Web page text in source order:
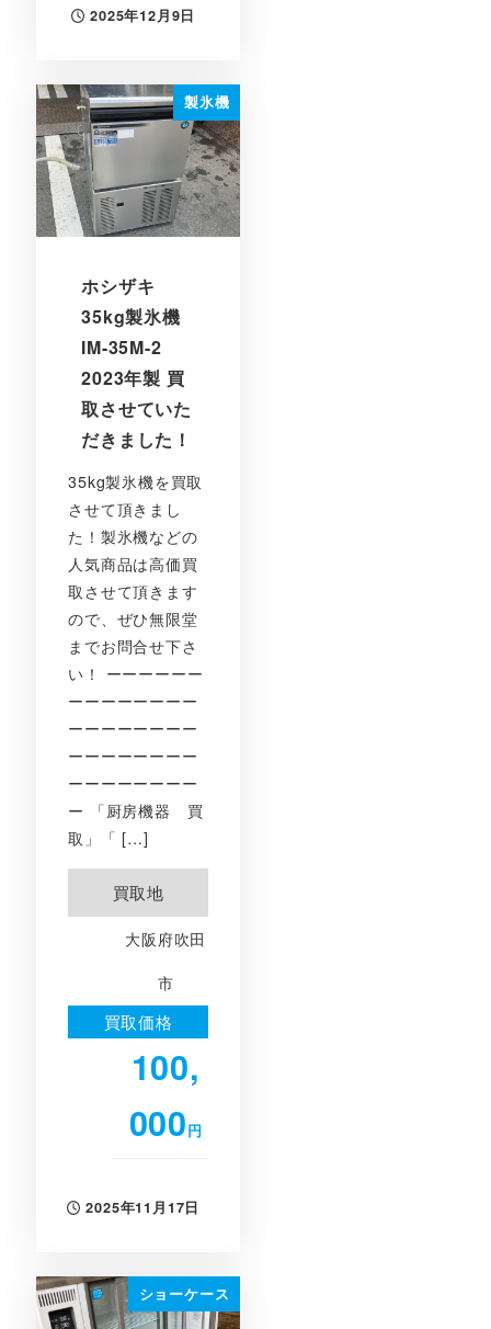
投稿日
2025年12月9日
製氷機
ホシザキ
35kg製氷機
IM-35M-2
2023年製 買
取させていた
だきました！
35kg製氷機を買取
させて頂きまし
た！製氷機などの
人気商品は高価買
取させて頂きます
ので、ぜひ無限堂
までお問合せ下さ
い！ ーーーーーー
ーーーーーーーー
ーーーーーーーー
ーーーーーーーー
ーーーーーーーー
ー 「厨房機器 買
取」「 […]
買取地
大阪府吹田
市
買取価格
100,
000円
投稿日
2025年11月17日
ショーケース